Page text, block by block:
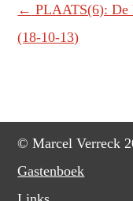
Berichtnavigatie
← PLAATS(6): De
(18-10-13)
© Marcel
Gastenboek